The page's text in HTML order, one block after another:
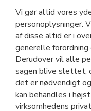
Vi gør altid vores
personoplysninger.
af disse altid er i
generelle
Derudover vil alle
sagen blive slettet,
det er nødvendigt
kan behandles i
virksomhedens